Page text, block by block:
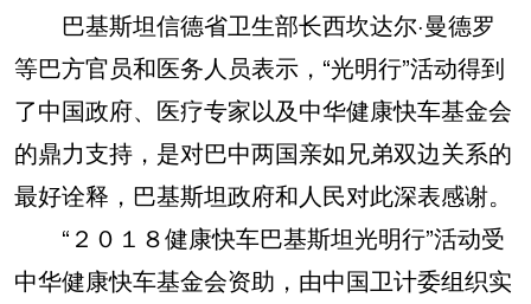
巴基斯坦信德省卫生部长西坎达尔·曼德罗
等巴方官员和医务人员表示，“光明行”活动得到
了中国政府、医疗专家以及中华健康快车基金会
的鼎力支持，是对巴中两国亲如兄弟双边关系的
最好诠释，巴基斯坦政府和人民对此深表感谢。
“２０１８健康快车巴基斯坦光明行”活动受
中华健康快车基金会资助，由中国卫计委组织实